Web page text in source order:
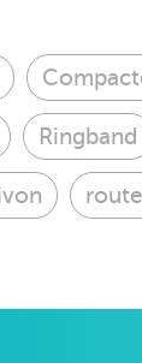
Ringband